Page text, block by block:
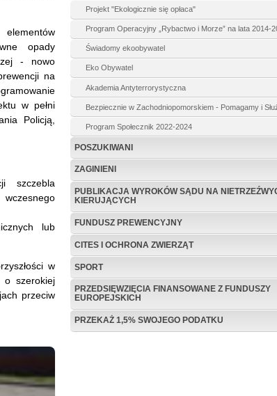
Projekt "Ekologicznie się opłaca"
Program Operacyjny „Rybactwo i Morze” na lata 2014-
Świadomy ekoobywatel
Eko Obywatel
Akademia Antyterrorystyczna
Bezpiecznie w Zachodniopomorskiem - Pomagamy i
Program Społecznik 2022-2024
POSZUKIWANI
ZAGINIENI
PUBLIKACJA WYROKÓW SĄDU NA
KIERUJĄCYCH
FUNDUSZ PREWENCYJNY
CITES I OCHRONA ZWIERZĄT
SPORT
PRZEDSIĘWZIĘCIA FINANSOWANE Z FUNDUSZY
EUROPEJSKICH
PRZEKAŻ 1,5% SWOJEGO PODATKU
opady
- nowo
na
w pełni
Policją,
szczebla
lub
w
o szerokiej
przeciw